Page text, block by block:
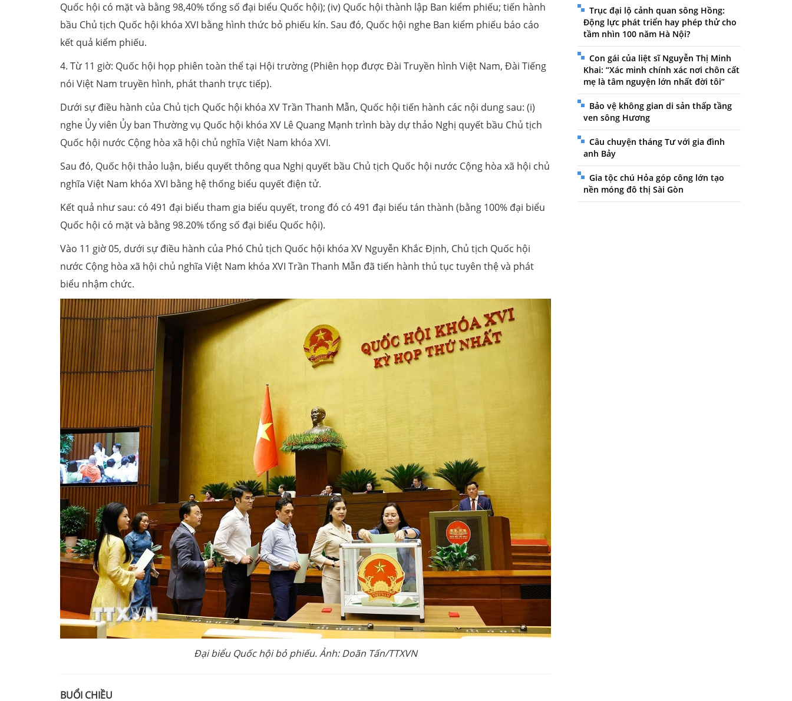
Quốc hội có mặt và bằng 98,40% tổng số đại biểu Quốc hội); (iv) Quốc hội thành lập Ban kiểm phiếu; tiến hành
bầu Chủ tịch Quốc hội khóa XVI bằng hình thức bỏ phiếu kín. Sau đó, Quốc hội nghe Ban kiểm phiếu báo cáo
kết quả kiểm phiếu.
4. Từ 11 giờ: Quốc hội họp phiên toàn thể tại Hội trường (Phiên họp được Đài Truyền hình Việt Nam, Đài Tiếng
nói Việt Nam truyền hình, phát thanh trực tiếp).
Dưới sự điều hành của Chủ tịch Quốc hội khóa XV Trần Thanh Mẫn, Quốc hội tiến hành các nội dung sau: (i)
nghe Ủy viên Ủy ban Thường vụ Quốc hội khóa XV Lê Quang Mạnh trình bày dự thảo Nghị quyết bầu Chủ tịch
Quốc hội nước Cộng hòa xã hội chủ nghĩa Việt Nam khóa XVI.
Sau đó, Quốc hội thảo luận, biểu quyết thông qua Nghị quyết bầu Chủ tịch Quốc hội nước Cộng hòa xã hội chủ
nghĩa Việt Nam khóa XVI bằng hệ thống biểu quyết điện tử.
Kết quả như sau: có 491 đại biểu tham gia biểu quyết, trong đó có 491 đại biểu tán thành (bằng 100% đại biểu
Quốc hội có mặt và bằng 98.20% tổng số đại biểu Quốc hội).
Vào 11 giờ 05, dưới sự điều hành của Phó Chủ tịch Quốc hội khóa XV Nguyễn Khắc Định, Chủ tịch Quốc hội
nước Cộng hòa xã hội chủ nghĩa Việt Nam khóa XVI Trần Thanh Mẫn đã tiến hành thủ tục tuyên thệ và phát
biểu nhậm chức.
Đại biểu Quốc hội bỏ phiếu. Ảnh: Doãn Tấn/TTXVN
BUỔI CHIỀU
Trục đại lộ cảnh quan sông Hồng:
Động lực phát triển hay phép thử cho
tầm nhìn 100 năm Hà Nội?
Con gái của liệt sĩ Nguyễn Thị Minh
Khai: “Xác minh chính xác nơi chôn cất
mẹ là tâm nguyện lớn nhất đời tôi”
Bảo vệ không gian di sản thấp tầng
ven sông Hương
Câu chuyện tháng Tư với gia đình
anh Bảy
Gia tộc chú Hỏa góp công lớn tạo
nền móng đô thị Sài Gòn